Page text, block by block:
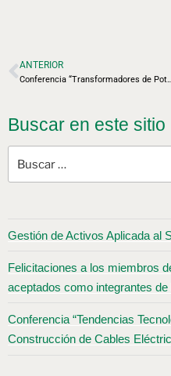
ANTERIOR
Conferencia “Transformadores de
Buscar en este sitio
Gestión de Activos Aplicada al
Felicitaciones a los miembros
aceptados como integrantes
Conferencia “Tendencias
Construcción de Cables